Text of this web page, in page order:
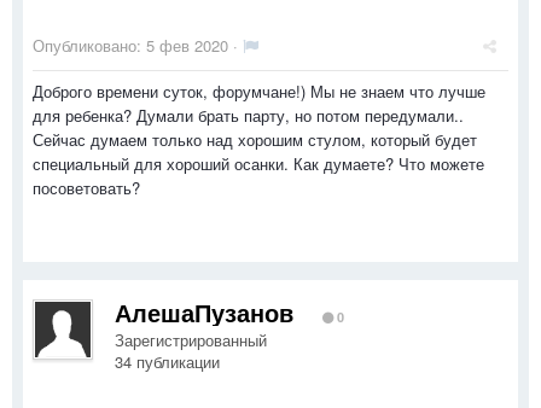
Опубликовано: 5 фев 2020 ·
Доброго времени суток, форумчане!) Мы не знаем что лучше
для ребенка? Думали брать парту, но потом передумали..
Сейчас думаем только над хорошим стулом, который будет
специальный для хороший осанки. Как думаете? Что можете
посоветовать?
АлешаПузанов 0
Зарегистрированный
34 публикации